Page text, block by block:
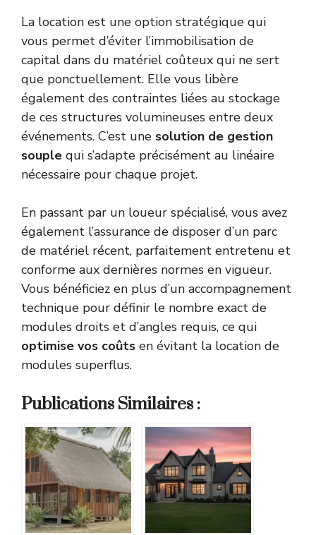
La location est une option stratégique qui
vous permet d’éviter l’immobilisation de
capital dans du matériel coûteux qui ne sert
que ponctuellement. Elle vous libère
également des contraintes liées au stockage
de ces structures volumineuses entre deux
événements. C’est une solution de gestion
souple qui s’adapte précisément au linéaire
nécessaire pour chaque projet.
En passant par un loueur spécialisé, vous avez
également l’assurance de disposer d’un parc
de matériel récent, parfaitement entretenu et
conforme aux dernières normes en vigueur.
Vous bénéficiez en plus d’un accompagnement
technique pour définir le nombre exact de
modules droits et d’angles requis, ce qui
optimise vos coûts en évitant la location de
modules superflus.
Publications Similaires :